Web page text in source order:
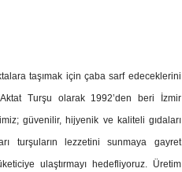
taşımak için çaba sarf edeceklerini
Turşu olarak 1992’den beri İzmir
güvenilir, hijyenik ve kaliteli gıdaları
turşuların lezzetini sunmaya gayret
ulaştırmayı hedefliyoruz. Üretim